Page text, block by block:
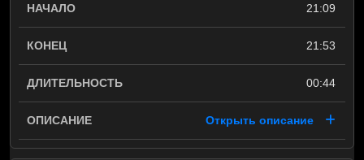
21:09
21:53
00:44
Открыть описание